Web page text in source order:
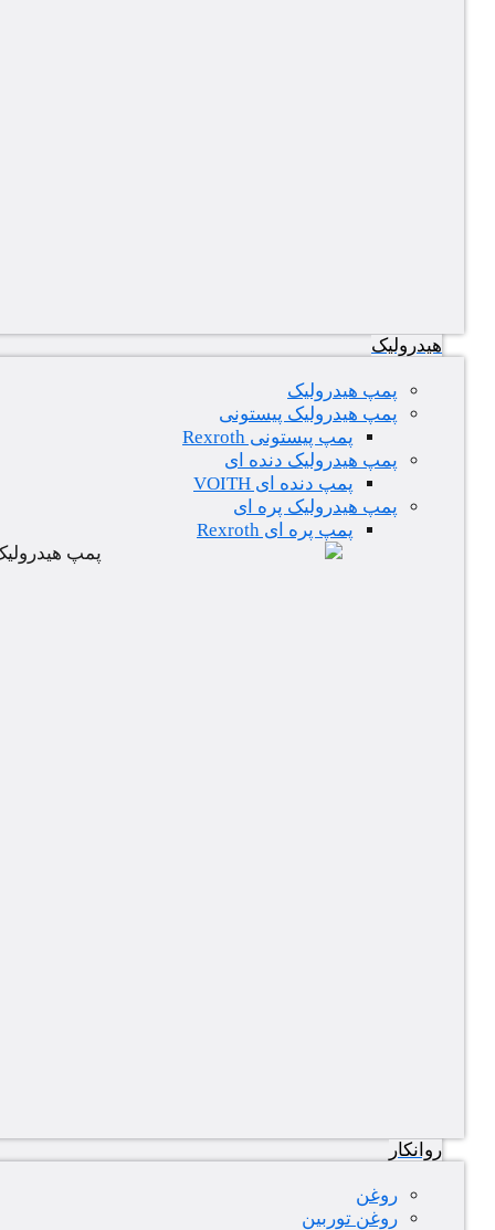
هیدرولیک
پمپ هیدرولیک
پمپ هیدرولیک پیستونی
پمپ پیستونی Rexroth
پمپ هیدرولیک دنده ای
پمپ دنده ای VOITH
پمپ هیدرولیک پره ای
پمپ پره ای Rexroth
روانکار
روغن
روغن توربین